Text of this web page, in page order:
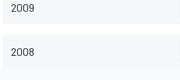
2009
2008